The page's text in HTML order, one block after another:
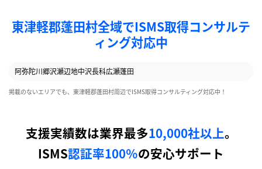
東津軽郡蓬田村全域でISMS取得コンサルテ
ィング対応中
阿弥陀川郷沢瀬辺地中沢長科広瀬蓬田
掲載のないエリアでも、東津軽郡蓬田村周辺でISMS取得コンサルティング対応中！
支援実績数は業界最多10,000社以上。
ISMS認証率100％の安心サポート